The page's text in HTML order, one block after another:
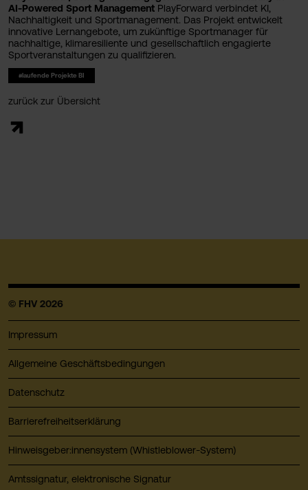
AI-Powered Sport Management PlayForward verbindet KI,
Nachhaltigkeit und Sportmanagement. Das Projekt entwickelt
innovative Lernangebote, um zukünftige Sportmanager für
nachhaltige, klimaresiliente und gesellschaftlich engagierte
Sportveranstaltungen zu qualifizieren.
#laufende Projekte BI
zurück zur Übersicht
© FHV 2026
Impressum
Allgemeine Geschäftsbedingungen
Datenschutz
Barrierefreiheitserklärung
Hinweisgeber:innensystem (Whistleblower-System)
Amtssignatur, elektronische Signatur